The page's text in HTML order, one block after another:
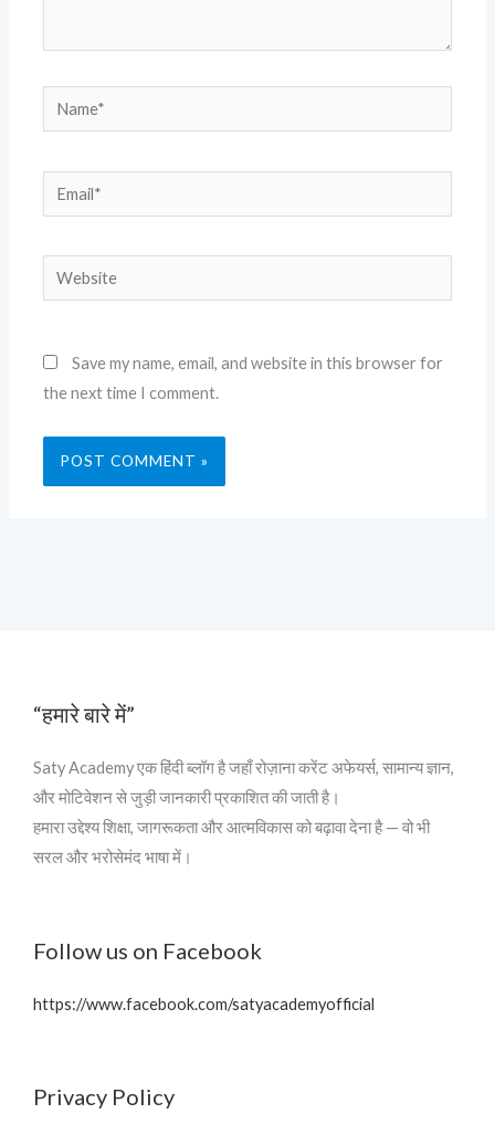
Name*
Email*
Website
Save my name, email, and website in this browser for
the next time I comment.
“हमारे बारे में”
Saty Academy एक हिंदी ब्लॉग है जहाँ रोज़ाना करेंट अफेयर्स, सामान्य ज्ञान,
और मोटिवेशन से जुड़ी जानकारी प्रकाशित की जाती है।
हमारा उद्देश्य शिक्षा, जागरूकता और आत्मविकास को बढ़ावा देना है — वो भी
सरल और भरोसेमंद भाषा में।
Follow us on Facebook
https://www.facebook.com/satyacademyofficial
Privacy Policy